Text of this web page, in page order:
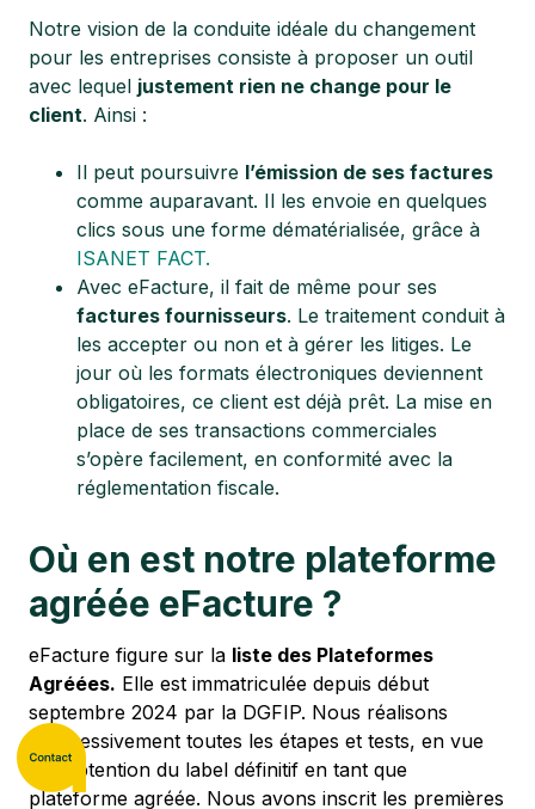
Notre vision de la conduite idéale du changement
pour les entreprises consiste à proposer un outil
avec lequel justement rien ne change pour le
client. Ainsi :
Il peut poursuivre l’émission de ses factures
comme auparavant. Il les envoie en quelques
clics sous une forme dématérialisée, grâce à
ISANET FACT.
Avec eFacture, il fait de même pour ses
factures fournisseurs. Le traitement conduit à
les accepter ou non et à gérer les litiges. Le
jour où les formats électroniques deviennent
obligatoires, ce client est déjà prêt. La mise en
place de ses transactions commerciales
s’opère facilement, en conformité avec la
réglementation fiscale.
Où en est notre plateforme
agréée eFacture ?
eFacture figure sur la liste des Plateformes
Agréées. Elle est immatriculée depuis début
septembre 2024 par la DGFIP. Nous réalisons
progressivement toutes les étapes et tests, en vue
de l’obtention du label définitif en tant que
plateforme agréée. Nous avons inscrit les premières